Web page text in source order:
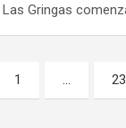
Gringas
1 … 23